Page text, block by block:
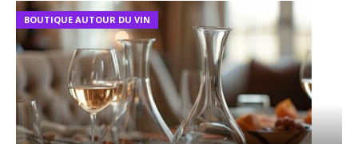
BOUTIQUE AUTOUR DU VIN